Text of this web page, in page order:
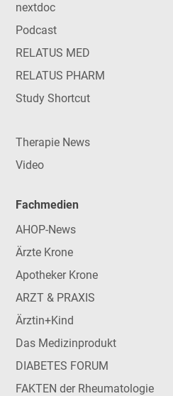
nextdoc
Podcast
RELATUS MED
RELATUS PHARM
Study Shortcut
Therapie News
Video
Fachmedien
AHOP-News
Ärzte Krone
Apotheker Krone
ARZT & PRAXIS
Ärztin+Kind
Das Medizinprodukt
DIABETES FORUM
FAKTEN der Rheumatologie